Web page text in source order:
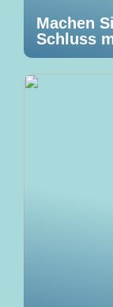
Machen
Schluss